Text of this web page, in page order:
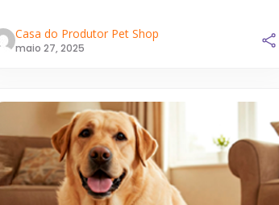
Casa do Produtor Pet Shop
maio 27, 2025